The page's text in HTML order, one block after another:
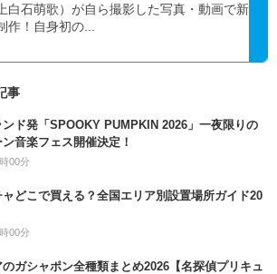
白石萌歌）が自ら撮影した写真・動画で新
作！自身初の...
事
ンド発「SPOOKY PUMPKIN 2026」一夜限りの
音楽フェス開催決定！
00分
ャどこで買える？全国エリア別設置場所ガイド20
00分
ガシャポン全種類まとめ2026【名探偵プリキュ